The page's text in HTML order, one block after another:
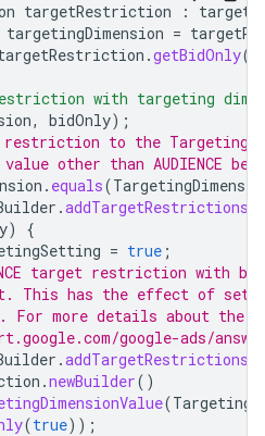
targetRestriction :
targetingDimension =
.getBidOnly
with targeting
, bidOnly);
restriction to the
other than AUDIENCE
. equals(
.addTargetRestrictions
)
{
= true ;
target restriction with
This has the effect of
For more details about
google-ads/
.addTargetRestrictions
.newBuilder()
(
(true));